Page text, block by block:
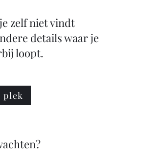
zelf niet vindt
details waar je
loopt.
plek